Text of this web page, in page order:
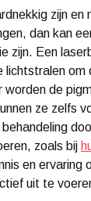
zijn en
dan kan
zijn. Een
om
de
ze zelfs
zoals bij
en ervaring
uit te